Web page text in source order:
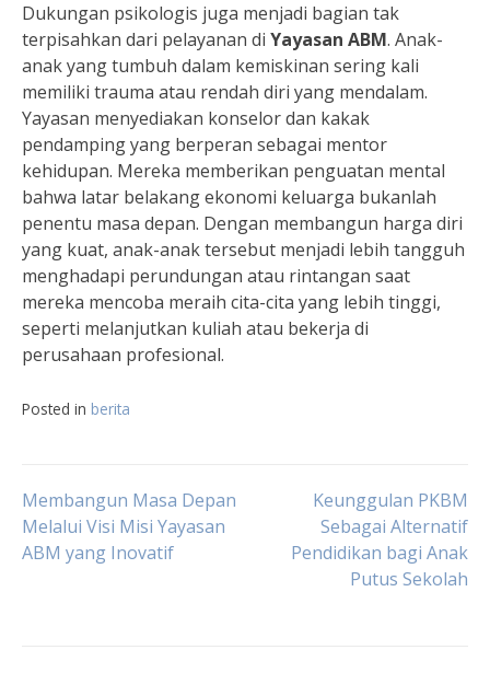
Dukungan psikologis juga menjadi bagian tak
terpisahkan dari pelayanan di Yayasan ABM. Anak-
anak yang tumbuh dalam kemiskinan sering kali
memiliki trauma atau rendah diri yang mendalam.
Yayasan menyediakan konselor dan kakak
pendamping yang berperan sebagai mentor
kehidupan. Mereka memberikan penguatan mental
bahwa latar belakang ekonomi keluarga bukanlah
penentu masa depan. Dengan membangun harga diri
yang kuat, anak-anak tersebut menjadi lebih tangguh
menghadapi perundungan atau rintangan saat
mereka mencoba meraih cita-cita yang lebih tinggi,
seperti melanjutkan kuliah atau bekerja di
perusahaan profesional.
Posted in berita
Navigasi
pos
Membangun Masa Depan
Melalui Visi Misi Yayasan
ABM yang Inovatif
Keunggulan PKBM
Sebagai Alternatif
Pendidikan bagi Anak
Putus Sekolah